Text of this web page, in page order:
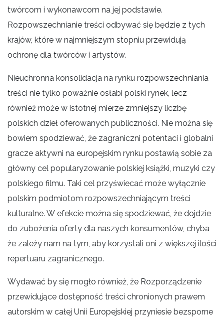
twórcom i wykonawcom na jej podstawie.
Rozpowszechnianie treści odbywać się będzie z tych
krajów, które w najmniejszym stopniu przewidują
ochronę dla twórców i artystów.
Nieuchronna konsolidacja na rynku rozpowszechniania
treści nie tylko poważnie osłabi polski rynek, lecz
również może w istotnej mierze zmniejszy liczbę
polskich dzieł oferowanych publiczności. Nie można się
bowiem spodziewać, że zagraniczni potentaci i globalni
gracze aktywni na europejskim rynku postawią sobie za
główny cel popularyzowanie polskiej książki, muzyki czy
polskiego filmu. Taki cel przyświecać może wyłącznie
polskim podmiotom rozpowszechniającym treści
kulturalne. W efekcie można się spodziewać, że dojdzie
do zubożenia oferty dla naszych konsumentów, chyba
że zależy nam na tym, aby korzystali oni z większej ilości
repertuaru zagranicznego.
Wydawać by się mogło również, że Rozporządzenie
przewidujące dostępność treści chronionych prawem
autorskim w całej Unii Europejskiej przyniesie bezsporne